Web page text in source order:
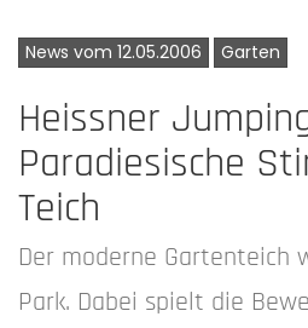
News vom 12.05.2006 Garten
Heissner
Paradiesische
Teich
Der moderne Gartenteich
Park. Dabei spielt die